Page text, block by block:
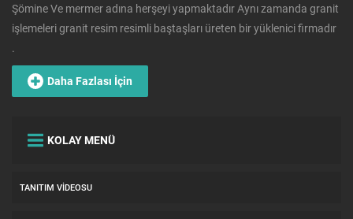
Şömine Ve mermer adına herşeyi yapmaktadır Aynı zamanda granit
işlemeleri granit resim resimli baştaşları üreten bir yüklenici firmadır
.
Daha Fazlası İçin
KOLAY MENÜ
TANITIM VIDEOSU